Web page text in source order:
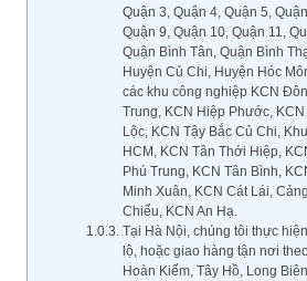
Quận 3, Quận 4, Quận 5,
Quận 9, Quận 10, Quận 11,
Quận Bình Tân, Quận Bình
Huyện Củ Chi, Huyện Hóc
các khu công nghiệp KCN
Trung, KCN Hiệp Phước,
Lộc, KCN Tậy Bắc Củ Chi,
HCM, KCN Tân Thới Hiệp,
Phú Trung, KCN Tân Bình,
Minh Xuân, KCN Cát Lái,
Chiểu, KCN An Hạ.
Tại Hà Nội, chúng tôi thực
lộ, hoặc giao hàng tận nơi
Hoàn Kiếm, Tây Hồ, Long